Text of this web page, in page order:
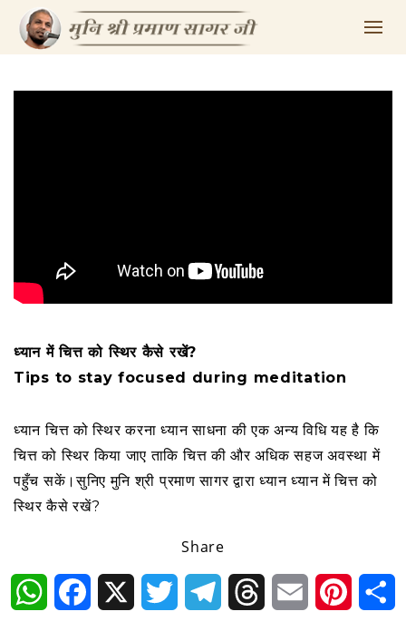
ध्यान में चित्त को स्थिर कैसे रखें?
Tips to stay focused during meditation
ध्यान चित्त को स्थिर करना ध्यान साधना की एक अन्य विधि यह है कि
चित्त को स्थिर किया जाए ताकि चित्त की और अधिक सहज अवस्था में
पहुँच सकें।सुनिए मुनि श्री प्रमाण सागर द्वारा ध्यान ध्यान में चित्त को
स्थिर कैसे रखें?
Share
WhatsAppFacebook Twitter TelegramThreadsEmail